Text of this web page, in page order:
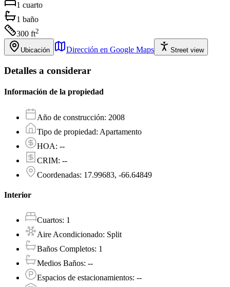
1 cuarto
1 baño
300 ft2
Ubicación Dirección en Google Maps Street view
Detalles a considerar
Información de la propiedad
Año de construcción: 2008
Tipo de propiedad: Apartamento
HOA: --
CRIM: --
Coordenadas: 17.99683, -66.64849
Interior
Cuartos: 1
Aire Acondicionado: Split
Baños Completos: 1
Medios Baños: --
Espacios de estacionamientos: --